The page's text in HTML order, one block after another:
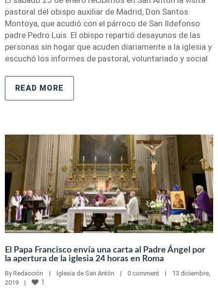
pastoral del obispo auxiliar de Madrid, Don Santos
Montoya, que acudió con el párroco de San Ildefonso
padre Pedro Luis. El obispo repartió desayunos de las
personas sin hogar que acuden diariamente a la iglesia y
escuchó los informes de pastoral, voluntariado y social
READ MORE
El Papa Francisco envía una carta al Padre Ángel por
la apertura de la iglesia 24 horas en Roma
By Redacción | Iglesia de San Antón | 0 comment |
13 diciembre,
2019 | 1